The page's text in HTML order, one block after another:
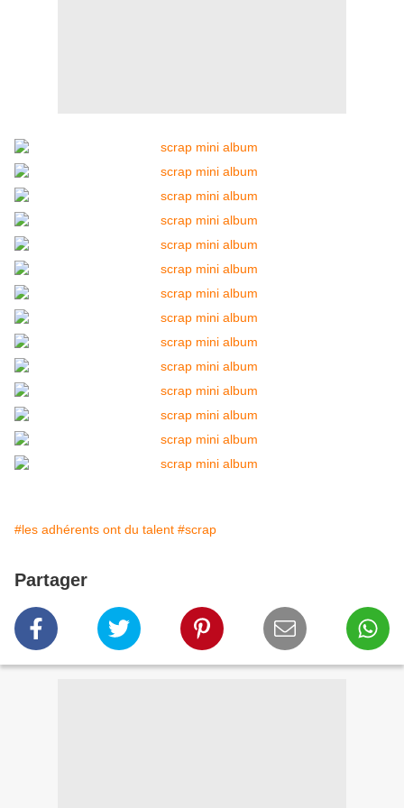
#les adhérents ont du talent #scrap
Partager